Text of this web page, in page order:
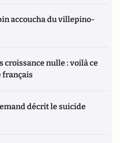
accoucha du villepino-
croissance nulle : voilà ce
français
décrit le suicide